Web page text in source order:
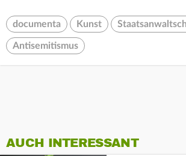
documenta Kunst
Antisemitismus
AUCH INTERESSANT